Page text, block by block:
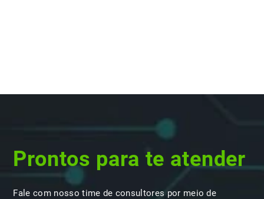
Prontos para te atender
Fale com nosso time de consultores por meio de